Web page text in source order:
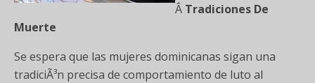
Â Tradiciones De
Muerte
Se espera que las mujeres dominicanas sigan una
tradiciÃ³n precisa de comportamiento de luto al